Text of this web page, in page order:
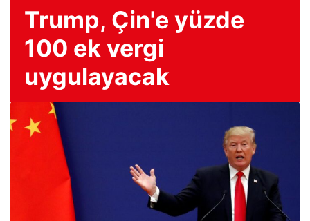
Trump, Çin'e yüzde
100 ek vergi
uygulayacak